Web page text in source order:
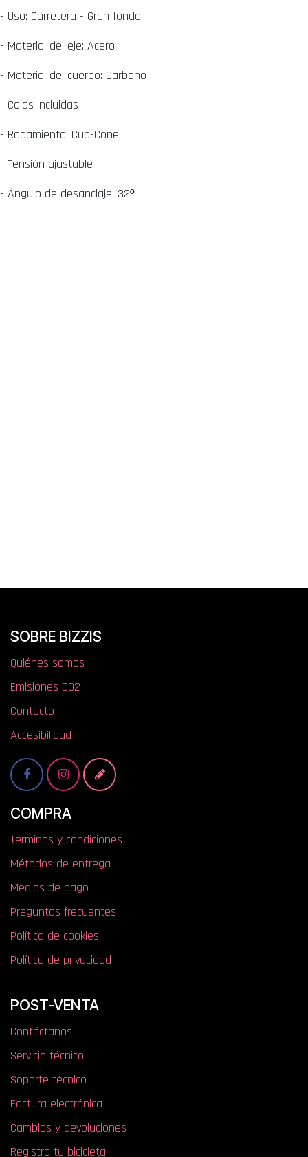
- Uso: Carretera - Gran fondo
- Material del eje: Acero
- Material del cuerpo: Carbono
- Calas incluidas
- Rodamiento: Cup-Cone
- Tensión ajustable
- Ángulo de desanclaje: 32º
SOBRE BIZZIS
Quiénes somos
​​​​​​​​E​mi​si​one​s​ ​C​O​2
Contacto
Accesibilidad
COMPRA
Términos y condiciones
Métodos de entrega
Medios de pago
Preguntas frecuentes
Política de cookies
Política de privacidad
POST-VENTA
Contáctanos
Servicio técnico
Soporte técnico
Factura electrónica
Cambios y devoluciones
Registra tu bicicleta